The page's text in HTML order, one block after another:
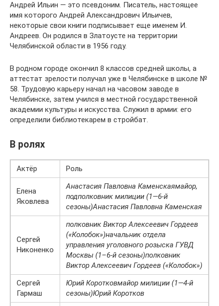
Андрей Ильин — это псевдоним. Писатель, настоящее
имя которого Андрей Александрович Ильичев,
некоторые свои книги подписывает еще именем И.
Андреев. Он родился в Златоусте на территории
Челябинской области в 1956 году.
В родном городе окончил 8 классов средней школы, а
аттестат зрелости получал уже в Челябинске в школе №
58. Трудовую карьеру начал на часовом заводе в
Челябинске, затем учился в местной государственной
академии культуры и искусства. Служил в армии: его
определили библиотекарем в стройбат.
В ролях
Актёр Роль
Елена
Яковлева
Анастасия Павловна Каменскаямайор,
подполковник милиции (1—6-й
сезоны)Анастасия Павловна Каменская
Сергей
Никоненко
полковник Виктор Алексеевич Гордеев
(«Колобок»)начальник отдела
управления уголовного розыска ГУВД
Москвы (1–6-й сезоны)полковник
Виктор Алексеевич Гордеев («Колобок»)
Сергей
Гармаш
Юрий Коротковмайор милиции (1—4-й
сезоны)Юрий Коротков